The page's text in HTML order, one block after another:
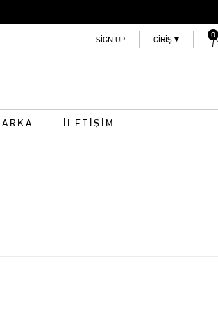
0
GIRIŞ
SIGN UP
İLETİŞİM